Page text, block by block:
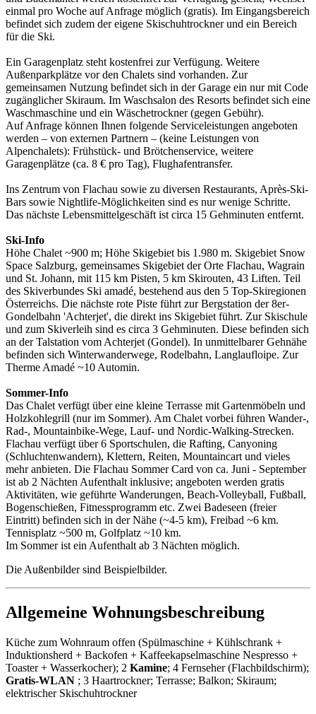
einmal pro Woche auf Anfrage möglich (gratis). Im Eingangsbereich
befindet sich zudem der eigene Skischuhtrockner und ein Bereich
für die Ski.
Ein Garagenplatz steht kostenfrei zur Verfügung. Weitere
Außenparkplätze vor den Chalets sind vorhanden. Zur
gemeinsamen Nutzung befindet sich in der Garage ein nur mit Code
zugänglicher Skiraum. Im Waschsalon des Resorts befindet sich eine
Waschmaschine und ein Wäschetrockner (gegen Gebühr).
Auf Anfrage können Ihnen folgende Serviceleistungen angeboten
werden – von externen Partnern – (keine Leistungen von
Alpenchalets): Frühstück- und Brötchenservice, weitere
Garagenplätze (ca. 8 € pro Tag), Flughafentransfer.
Ins Zentrum von Flachau sowie zu diversen Restaurants, Après-Ski-
Bars sowie Nightlife-Möglichkeiten sind es nur wenige Schritte.
Das nächste Lebensmittelgeschäft ist circa 15 Gehminuten entfernt.
Ski-Info
Höhe Chalet ~900 m; Höhe Skigebiet bis 1.980 m. Skigebiet Snow
Space Salzburg, gemeinsames Skigebiet der Orte Flachau, Wagrain
und St. Johann, mit 115 km Pisten, 5 km Skirouten, 43 Liften. Teil
des Skiverbundes Ski amadé, bestehend aus den 5 Top-Skiregionen
Österreichs. Die nächste rote Piste führt zur Bergstation der 8er-
Gondelbahn 'Achterjet', die direkt ins Skigebiet führt. Zur Skischule
und zum Skiverleih sind es circa 3 Gehminuten. Diese befinden sich
an der Talstation vom Achterjet (Gondel). In unmittelbarer Gehnähe
befinden sich Winterwanderwege, Rodelbahn, Langlaufloipe. Zur
Therme Amadé ~10 Automin.
Sommer-Info
Das Chalet verfügt über eine kleine Terrasse mit Gartenmöbeln und
Holzkohlegrill (nur im Sommer). Am Chalet vorbei führen Wander-,
Rad-, Mountainbike-Wege, Lauf- und Nordic-Walking-Strecken.
Flachau verfügt über 6 Sportschulen, die Rafting, Canyoning
(Schluchtenwandern), Klettern, Reiten, Mountaincart und vieles
mehr anbieten. Die Flachau Sommer Card von ca. Juni - September
ist ab 2 Nächten Aufenthalt inklusive; angeboten werden gratis
Aktivitäten, wie geführte Wanderungen, Beach-Volleyball, Fußball,
Bogenschießen, Fitnessprogramm etc. Zwei Badeseen (freier
Eintritt) befinden sich in der Nähe (~4-5 km), Freibad ~6 km.
Tennisplatz ~500 m, Golfplatz ~10 km.
Im Sommer ist ein Aufenthalt ab 3 Nächten möglich.
Die Außenbilder sind Beispielbilder.
Allgemeine Wohnungsbeschreibung
Küche zum Wohnraum offen (Spülmaschine + Kühlschrank +
Induktionsherd + Backofen + Kaffeekapselmaschine Nespresso +
Toaster + Wasserkocher); 2 Kamine; 4 Fernseher (Flachbildschirm);
Gratis-WLAN ; 3 Haartrockner; Terrasse; Balkon; Skiraum;
elektrischer Skischuhtrockner